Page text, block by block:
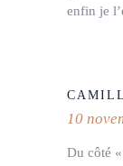
enfin je
10
Du côté